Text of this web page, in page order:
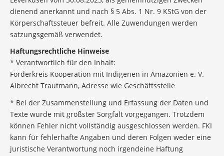
dienend anerkannt und nach § 5 Abs. 1 Nr. 9 KStG von der
Körperschaftssteuer befreit. Alle Zuwendungen werden
satzungsgemäß verwendet.
Haftungsrechtliche Hinweise
* Verantwortlich für den Inhalt:
Förderkreis Kooperation mit Indigenen in Amazonien e. V.
Albrecht Trautmann, Adresse wie Geschäftsstelle
* Bei der Zusammenstellung und Erfassung der Daten und
Texte wurde mit größster Sorgfalt vorgegangen. Trotzdem
können Fehler nicht vollständig ausgeschlossen werden. FKI
kann für fehlerhafte Angaben und deren Folgen weder eine
juristische Verantwortung noch irgendeine Haftung